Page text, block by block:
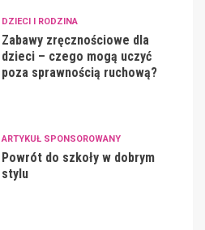
DZIECI I RODZINA
Zabawy zręcznościowe dla
dzieci – czego mogą uczyć
poza sprawnością ruchową?
ARTYKUŁ SPONSOROWANY
Powrót do szkoły w dobrym
stylu